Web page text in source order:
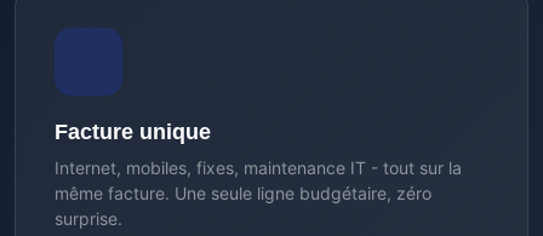
Facture unique
Internet, mobiles, fixes, maintenance IT - tout sur la
même facture. Une seule ligne budgétaire, zéro
surprise.